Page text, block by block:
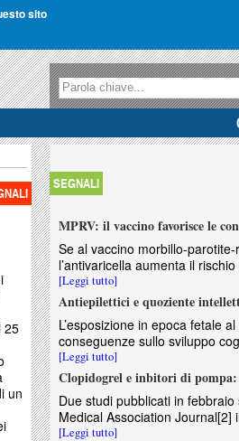
sito
Form di ricerca
Ricerca
25
un
SEGNALI
MPRV: il vaccino favorisce le
Se al vaccino morbillo-
l’antivaricella aumenta il rischio
[Leggi tutto]
Antiepilettici e quoziente
L’esposizione in epoca fetale
conseguenze sullo sviluppo
[Leggi tutto]
Clopidogrel e inbitori di pompa:
Due studi pubblicati in
Medical Association Journal[2]
[Leggi tutto]